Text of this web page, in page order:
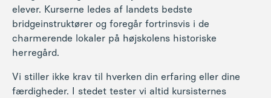
elever. Kurserne ledes af landets bedste
bridgeinstruktører og foregår fortrinsvis i de
charmerende lokaler på højskolens historiske
herregård.
Vi stiller ikke krav til hverken din erfaring eller dine
færdigheder. I stedet tester vi altid kursisternes